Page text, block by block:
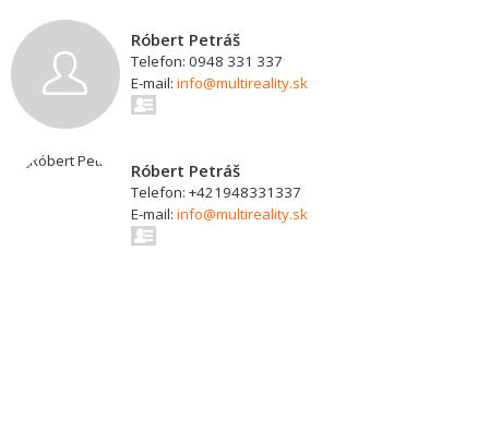
Róbert Petráš
Telefon: 0948 331 337
E-mail: info@multireality.sk
Róbert Petráš
Telefon: +421948331337
E-mail: info@multireality.sk